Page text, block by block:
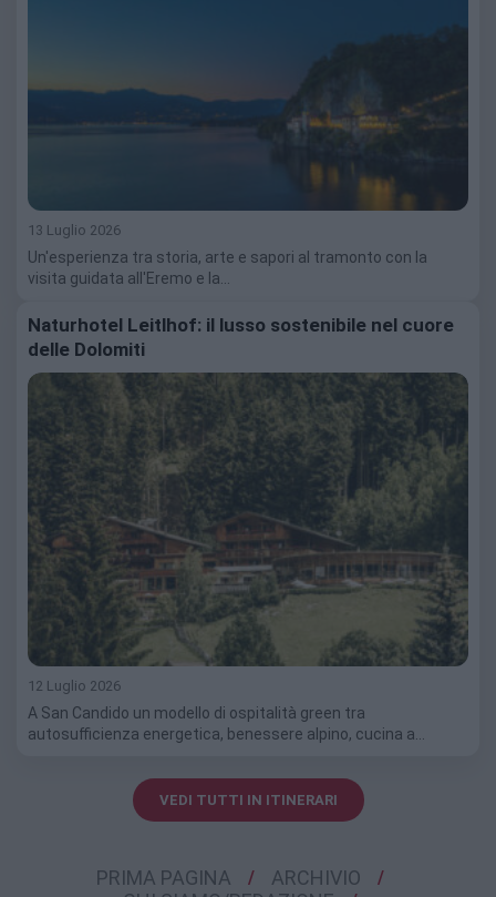
13 Luglio 2026
Un'esperienza tra storia, arte e sapori al tramonto con la
visita guidata all'Eremo e la…
Naturhotel Leitlhof: il lusso sostenibile nel cuore
delle Dolomiti
12 Luglio 2026
A San Candido un modello di ospitalità green tra
autosufficienza energetica, benessere alpino, cucina a…
VEDI TUTTI IN ITINERARI
PRIMA PAGINA
ARCHIVIO